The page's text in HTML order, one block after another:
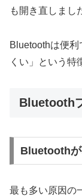
も開き直しまし
Bluetoothは便
くい」という特
Bluetooth
Bluetoothが
最も多い原因の